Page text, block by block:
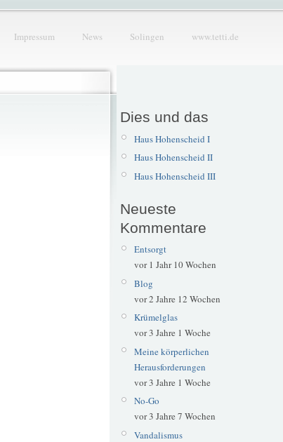
Impressum News Solingen www.tetti.de
Dies und das
Haus Hohenscheid I
Haus Hohenscheid II
Haus Hohenscheid III
Neueste
Kommentare
Entsorgt
vor 1 Jahr 10 Wochen
Blog
vor 2 Jahre 12 Wochen
Krümelglas
vor 3 Jahre 1 Woche
Meine körperlichen
Herausforderungen
vor 3 Jahre 1 Woche
No-Go
vor 3 Jahre 7 Wochen
Vandalismus